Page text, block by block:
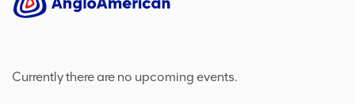
Currently there are no upcoming events.